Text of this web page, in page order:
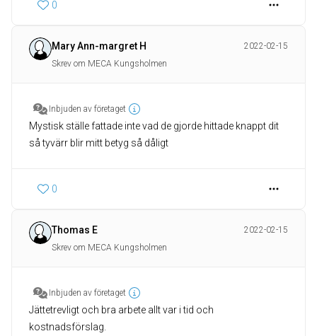
0
Mary Ann-margret H
2022-02-15
Skrev om MECA Kungsholmen
Inbjuden av företaget
Mystisk ställe fattade inte vad de gjorde hittade knappt dit
så tyvärr blir mitt betyg så dåligt
0
Thomas E
2022-02-15
Skrev om MECA Kungsholmen
Inbjuden av företaget
Jättetrevligt och bra arbete allt var i tid och
kostnadsförslag.